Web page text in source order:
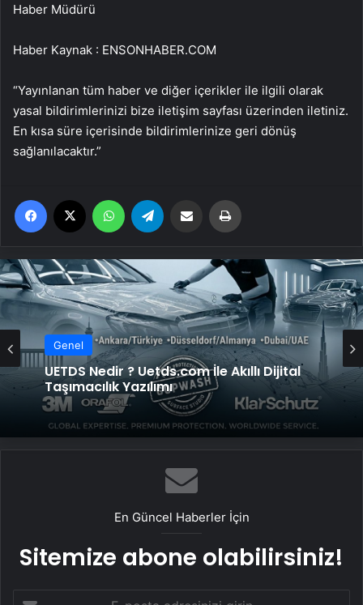
Haber Müdürü
Haber Kaynak : ENSONHABER.COM
“Yayınlanan tüm haber ve diğer içerikler ile ilgili olarak
yasal bildirimlerinizi bize iletişim sayfası üzerinden iletiniz.
En kısa süre içerisinde bildirimlerinize geri dönüş
sağlanılacaktır.”
Facebook WhatsApp Email'den paylaş
Genel
UETDS Nedir ? Uetds.com İle Akıllı Dijital
Taşımacılık Yazılımı
En Güncel Haberler İçin
Sitemize abone olabilirsiniz!